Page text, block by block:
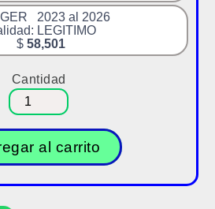
RANGER 2023 al 2026
LEGITIMO
$ 58,501
Cantidad
al carrito